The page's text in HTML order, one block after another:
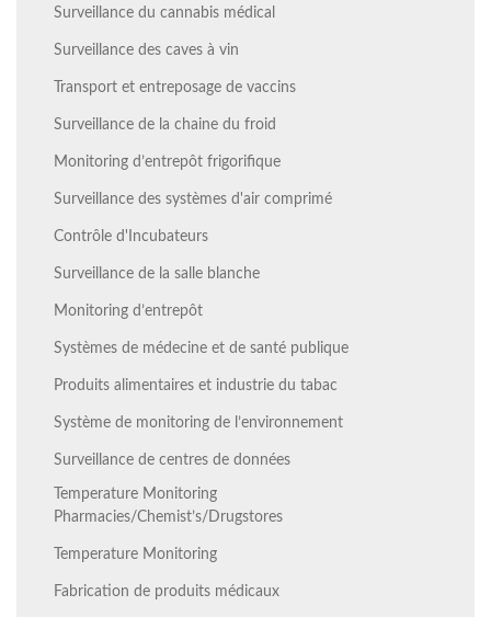
Surveillance du cannabis médical
Surveillance des caves à vin
Transport et entreposage de vaccins
Surveillance de la chaine du froid
Monitoring d’entrepôt frigorifique
Surveillance des systèmes d'air comprimé
Contrôle d'Incubateurs
Surveillance de la salle blanche
Monitoring d’entrepôt
Systèmes de médecine et de santé publique
Produits alimentaires et industrie du tabac
Système de monitoring de l’environnement
Surveillance de centres de données
Temperature Monitoring
Pharmacies/Chemist’s/Drugstores
Temperature Monitoring
Fabrication de produits médicaux